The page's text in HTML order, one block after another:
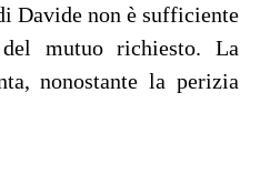
Davide non è sufficiente
mutuo richiesto. La
nonostante la perizia